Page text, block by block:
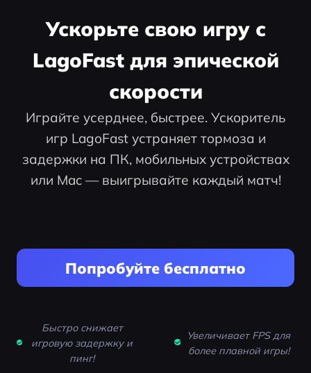
Ускорьте свою игру с
LagoFast для эпической
скорости
Играйте усерднее, быстрее. Ускоритель
игр LagoFast устраняет тормоза и
задержки на ПК, мобильных устройствах
или Mac — выигрывайте каждый матч!
Попробуйте бесплатно
Быстро снижает
игровую задержку и
пинг!
Увеличивает FPS для
более плавной игры!